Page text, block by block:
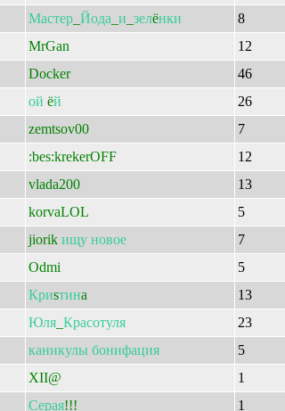
Мастер Йода и зелёнки 8
MrGan 12
Docker 46
ой ёй 26
zemtsov00 7
:bes:krekerOFF 12
vlada200 13
korvaLOL 5
jiorik ищу новое 7
Odmi 5
Криsтинa 13
Юля Красотуля 23
каникулы бонифация 5
XII@ 1
Серая!!! 1